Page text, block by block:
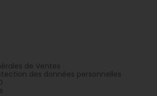
de Ventes
des données personnelles